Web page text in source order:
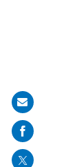
Share
on
mail